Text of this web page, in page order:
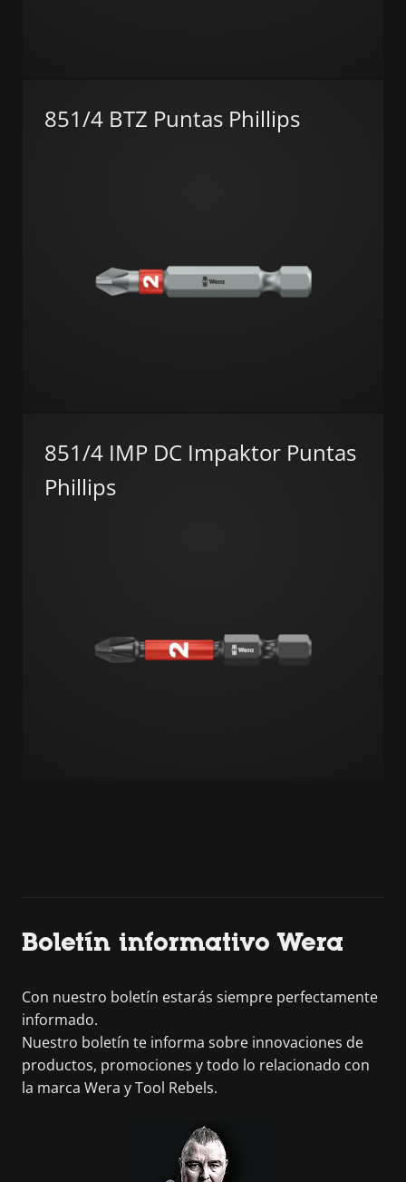
851/4 BTZ Puntas Phillips
851/4 IMP DC Impaktor Puntas
Phillips
Boletín informativo Wera
Con nuestro boletín estarás siempre perfectamente
informado.
Nuestro boletín te informa sobre innovaciones de
productos, promociones y todo lo relacionado con
la marca Wera y Tool Rebels.